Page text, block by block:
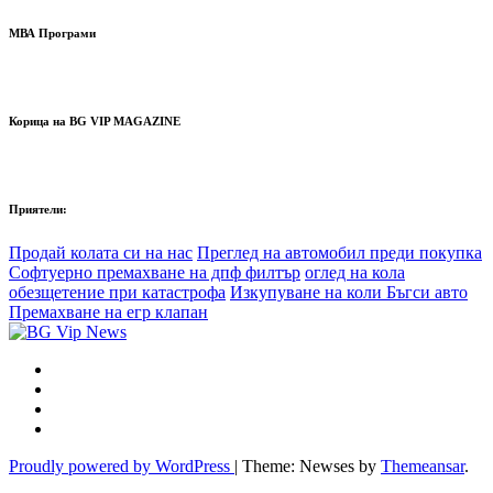
МВА Програми
Корица на BG VIP MAGAZINE
Приятели:
Продай колата си на нас Преглед на автомобил преди покупка
Софтуерно премахване на дпф филтър оглед на кола
обезщетение при катастрофа Изкупуване на коли Бъгси авто
Премахване на егр клапан
Proudly powered by WordPress | Theme: Newses by Themeansar.